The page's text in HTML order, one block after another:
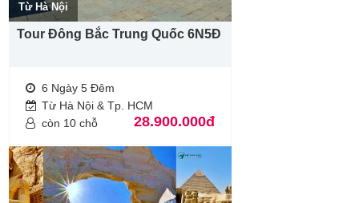
Từ Hà Nội
Tour Đông Bắc Trung Quốc 6N5Đ
6 Ngày 5 Đêm
Từ Hà Nội & Tp. HCM
còn 10 chỗ
28.900.000đ